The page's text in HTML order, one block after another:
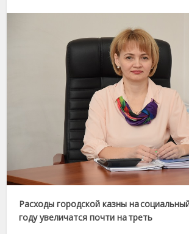
Расходы городской казны на
году увеличатся почти на треть